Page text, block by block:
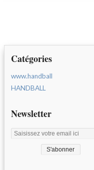
Catégories
www.handball
HANDBALL
Newsletter